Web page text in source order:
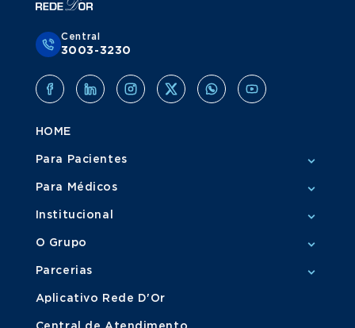
Central
3003-3230
HOME
Para Pacientes
Para Médicos
Institucional
O Grupo
Parcerias
Aplicativo Rede D'Or